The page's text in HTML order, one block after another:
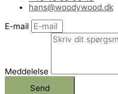
hans@woodywood.dk
E-mail
Meddelelse
Send